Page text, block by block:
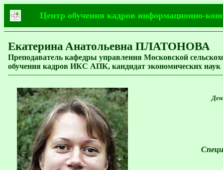
Центр обучения кадров информационно-
Екатерина Анатольевна ПЛАТОНОВА
Преподаватель кафедры управления Московской
обучения кадров ИКС АПК, кандидат экономических наук